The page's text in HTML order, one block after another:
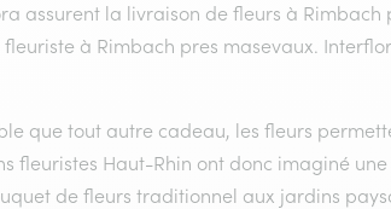
assurent la livraison de fleurs à
à Rimbach pres masevaux.
que tout autre cadeau, les fleurs
fleuristes Haut-Rhin ont donc imaginé
de fleurs traditionnel aux jardins